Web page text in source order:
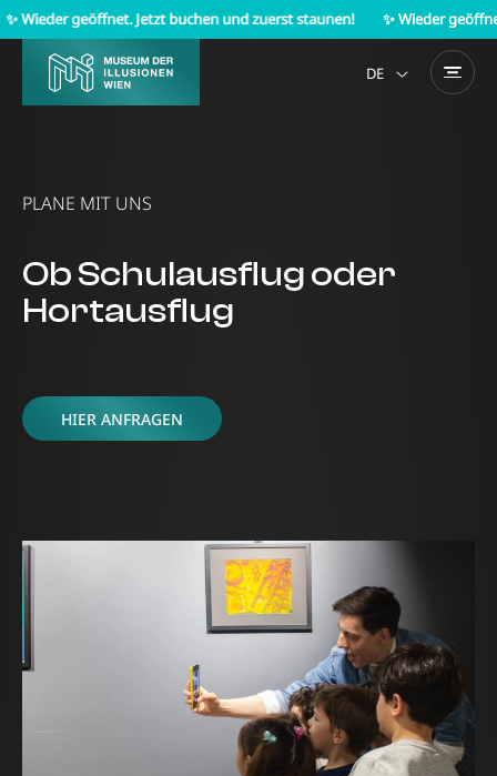
geöffnet. Jetzt buchen und zuerst staunen! ✨ Wieder geöffnet.
DE
PLANE MIT UNS
Ob Schulausflug oder
Hortausflug
HIER ANFRAGEN